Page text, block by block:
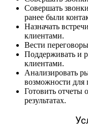
Совершать
ранее были
Назначать
клиентами.
Вести
Поддерживать и
клиентами.
Анализировать
возможности для
Готовить отчеты
результатах.